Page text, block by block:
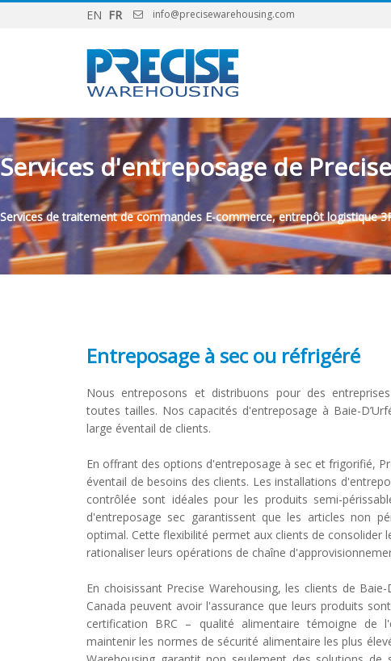
EN FR info@precisewarehousing.com
Services d'entreposage de
Services de traitement de commandes E-commerce, entrepôt logistique
Entreposage à sec ou réfrigéré
Nous entreposons et distribuons pour des
toutes tailles. Nos capacités d'entreposage à Baie-
large éventail de clients.
En offrant des options d'entreposage à sec et frigorifié,
éventail de besoins des clients. Les installations
contrôlée sont idéales pour les produits semi-
d'entreposage sec garantissent que les articles non
optimal. Cette flexibilité permet aux clients de consolider
rationaliser leurs opérations de chaîne
En choisissant Precise Warehousing, les clients de
Canada peuvent avoir l'assurance que leurs produits
certification BRC – qualité alimentaire témoigne de
maintenir les normes de sécurité alimentaire les plus